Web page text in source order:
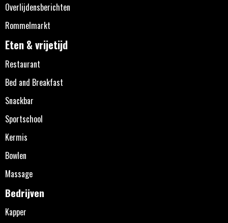
Overlijdensberichten
Rommelmarkt
Eten & vrijetijd
Restaurant
Bed and Breakfast
Snackbar
Sportschool
Kermis
Bowlen
Massage
Bedrijven
Kapper